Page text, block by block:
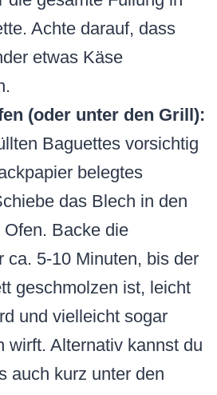
Achte darauf, dass
etwas Käse
(oder unter den Grill):
Baguettes vorsichtig
belegtes
das Blech in den
Backe die
ca. 5-10 Minuten, bis der
geschmolzen ist, leicht
und vielleicht sogar
wirft. Alternativ kannst du
auch kurz unter den